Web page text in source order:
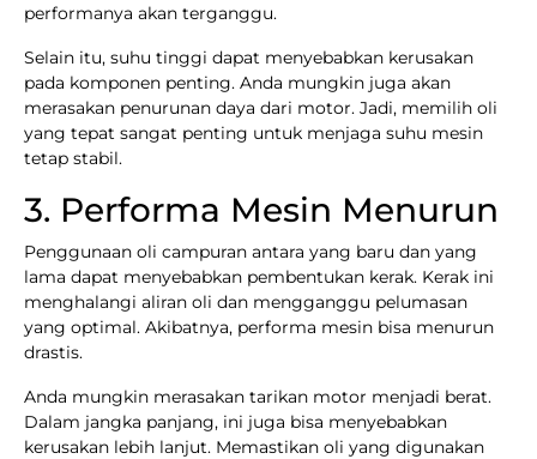
performanya akan terganggu.
Selain itu, suhu tinggi dapat menyebabkan kerusakan
pada komponen penting. Anda mungkin juga akan
merasakan penurunan daya dari motor. Jadi, memilih oli
yang tepat sangat penting untuk menjaga suhu mesin
tetap stabil.
3. Performa Mesin Menurun
Penggunaan oli campuran antara yang baru dan yang
lama dapat menyebabkan pembentukan kerak. Kerak ini
menghalangi aliran oli dan mengganggu pelumasan
yang optimal. Akibatnya, performa mesin bisa menurun
drastis.
Anda mungkin merasakan tarikan motor menjadi berat.
Dalam jangka panjang, ini juga bisa menyebabkan
kerusakan lebih lanjut. Memastikan oli yang digunakan